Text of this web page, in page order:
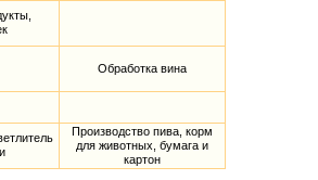
Обработка вина
Производство пива, корм
для животных, бумага и
картон